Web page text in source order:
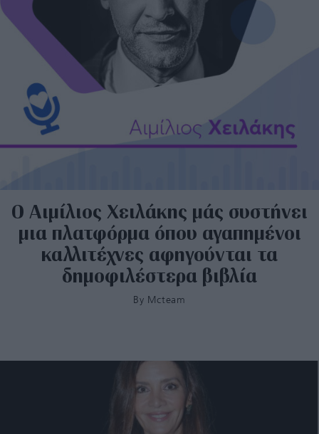
Ο Αιμίλιος Χειλάκης μάς συστήνει
μια πλατφόρμα όπου αγαπημένοι
καλλιτέχνες αφηγούνται τα
δημοφιλέστερα βιβλία
By Mcteam